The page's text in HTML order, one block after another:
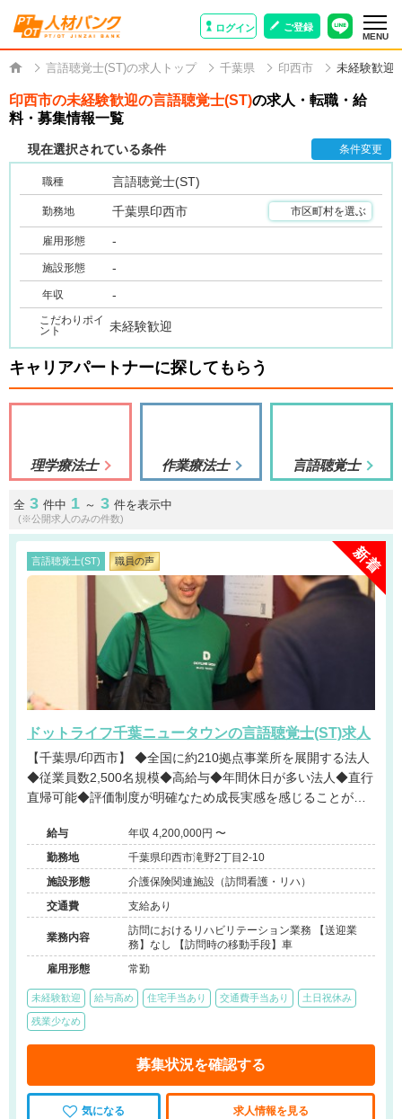
ログイン ご登録
MENU
言語聴覚士(ST)の求人トップ 千葉県 印西市 未経験歓迎
印西市の未経験歓迎の言語聴覚士(ST)の求人・転職・給
料・募集情報一覧
現在選択されている条件 条件変更
職種 言語聴覚士(ST)
勤務地 千葉県印西市 市区町村を選ぶ
雇用形態 -
施設形態 -
年収 -
こだわりポイ
ント
未経験歓迎
キャリアパートナーに探してもらう
理学療法士 作業療法士 言語聴覚士
全 3 件中 1 ～ 3 件を表示中
(※公開求人のみの件数)
言語聴覚士(ST) 職員の声
ドットライフ千葉ニュータウンの言語聴覚士(ST)求人
【千葉県/印西市】 ◆全国に約210拠点事業所を展開する法人
◆従業員数2,500名規模◆高給与◆年間休日が多い法人◆直行
直帰可能◆評価制度が明確なため成長実感を感じることが可
給与
年収 4,200,000円 〜
勤務地
千葉県印西市滝野2丁目2-10
施設形態
介護保険関連施設（訪問看護・リハ）
交通費
支給あり
業務内容
訪問におけるリハビリテーション業務 【送迎業
務】なし 【訪問時の移動手段】車
雇用形態
常勤
未経験歓迎 給与高め 住宅手当あり 交通費手当あり 土日祝休み
残業少なめ
募集状況を確認する
気になる 求人情報を見る